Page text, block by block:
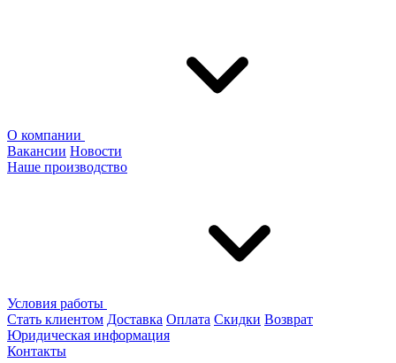
О компании
Вакансии Новости
Наше производство
Условия работы
Стать клиентом Доставка Оплата Скидки Возврат
Юридическая информация
Контакты